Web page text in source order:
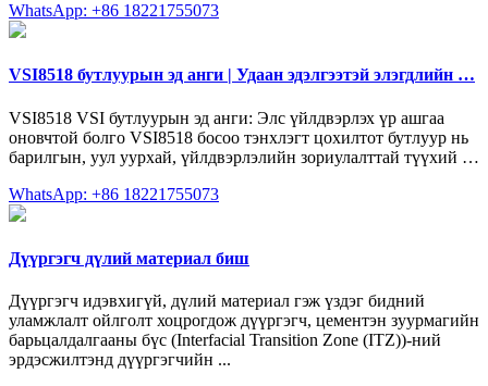
WhatsApp: +86 18221755073
VSI8518 бутлуурын эд анги | Удаан эдэлгээтэй элэгдлийн …
VSI8518 VSI бутлуурын эд анги: Элс үйлдвэрлэх үр ашгаа
оновчтой болго VSI8518 босоо тэнхлэгт цохилтот бутлуур нь
барилгын, уул уурхай, үйлдвэрлэлийн зориулалттай түүхий …
WhatsApp: +86 18221755073
Дүүргэгч дүлий материал биш
Дүүргэгч идэвхигүй, дүлий материал гэж үздэг бидний
уламжлалт ойлголт хоцрогдож дүүргэгч, цементэн зуурмагийн
барьцалдалгааны бүс (Interfacial Transition Zone (ITZ))-ний
эрдэсжилтэнд дүүргэгчийн ...